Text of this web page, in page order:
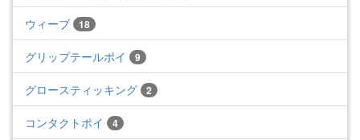
ウィーブ 18
グリップテールポイ 9
グロースティッキング 2
コンタクトポイ 4